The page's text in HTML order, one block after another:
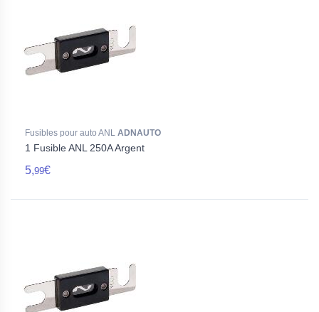
Fusibles pour auto ANL ADNAUTO
1 Fusible ANL 250A Argent
5,99€